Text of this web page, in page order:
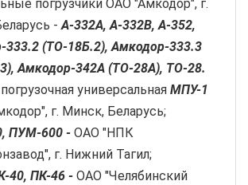
погрузчики ОАО "Амкодор", г.
-А-332А, А-332В, А-352,
333.2 (ТО-18Б.2),Амкодор-333.3
Амкодор-342А (ТО-28А), ТО-28.
универсальная МПУ-1
г. Минск, Беларусь;
ПУМ-600 - ОАО "НПК
г. Нижний Тагил;
40, ПК-46 - ОАО "Челябинский